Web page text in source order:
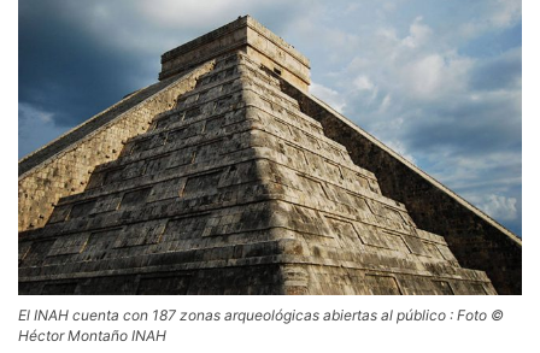
El INAH cuenta con 187 zonas arqueológicas abiertas al público : Foto ©
Héctor Montaño INAH